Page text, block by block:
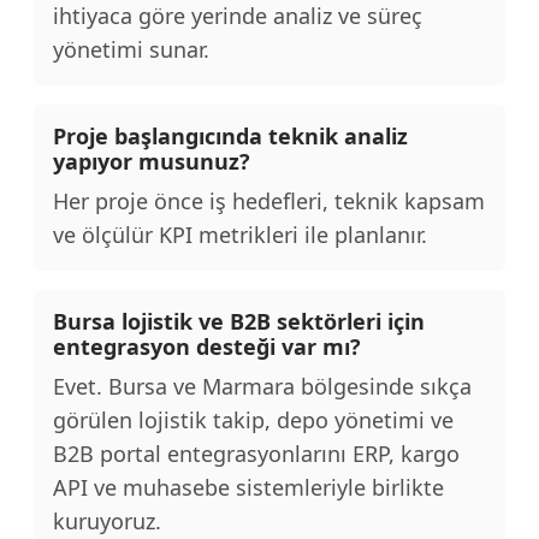
ihtiyaca göre yerinde analiz ve süreç
yönetimi sunar.
Proje başlangıcında teknik analiz
yapıyor musunuz?
Her proje önce iş hedefleri, teknik kapsam
ve ölçülür KPI metrikleri ile planlanır.
Bursa lojistik ve B2B sektörleri için
entegrasyon desteği var mı?
Evet. Bursa ve Marmara bölgesinde sıkça
görülen lojistik takip, depo yönetimi ve
B2B portal entegrasyonlarını ERP, kargo
API ve muhasebe sistemleriyle birlikte
kuruyoruz.